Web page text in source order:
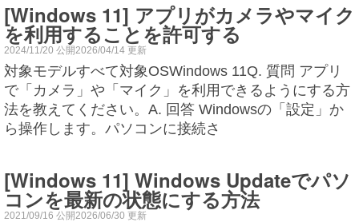
[Windows 11] アプリがカメラやマイク
を利用することを許可する
2024/11/20 公開2026/04/14 更新
対象モデルすべて対象OSWindows 11Q. 質問 アプリ
で「カメラ」や「マイク」を利用できるようにする方
法を教えてください。A. 回答 Windowsの「設定」か
ら操作します。パソコンに接続さ
[Windows 11] Windows Updateでパソ
コンを最新の状態にする方法
2021/09/16 公開2026/06/30 更新